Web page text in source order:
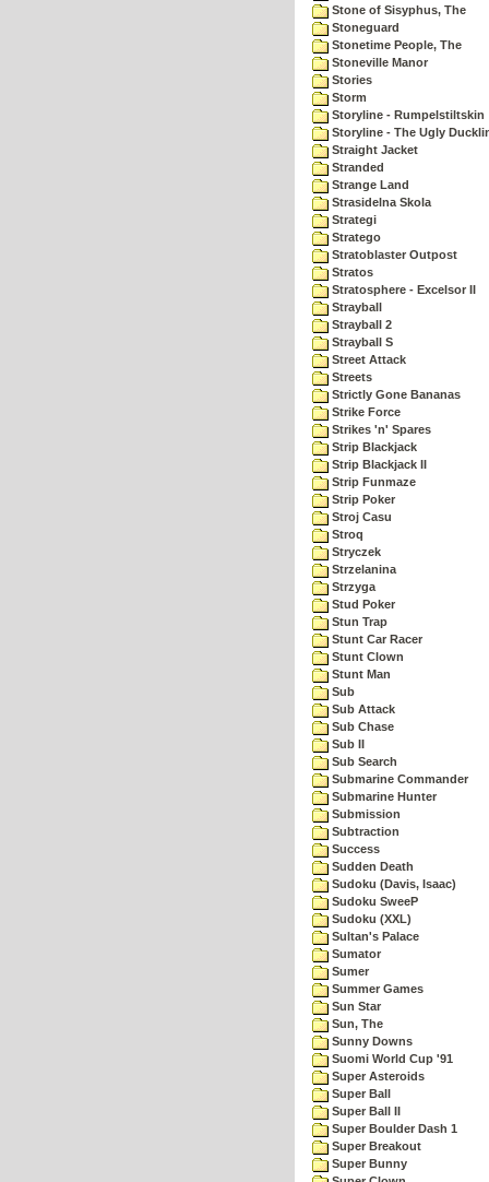
Stone of Sisyphus, The
Stoneguard
Stonetime People, The
Stoneville Manor
Stories
Storm
Storyline - Rumpelstiltskin
Storyline - The Ugly
Straight Jacket
Stranded
Strange Land
Strasidelna Skola
Strategi
Stratego
Stratoblaster Outpost
Stratos
Stratosphere - Excelsor II
Strayball
Strayball 2
Strayball S
Street Attack
Streets
Strictly Gone Bananas
Strike Force
Strikes 'n' Spares
Strip Blackjack
Strip Blackjack II
Strip Funmaze
Strip Poker
Stroj Casu
Stroq
Stryczek
Strzelanina
Strzyga
Stud Poker
Stun Trap
Stunt Car Racer
Stunt Clown
Stunt Man
Sub
Sub Attack
Sub Chase
Sub II
Sub Search
Submarine Commander
Submarine Hunter
Submission
Subtraction
Success
Sudden Death
Sudoku (Davis, Isaac)
Sudoku SweeP
Sudoku (XXL)
Sultan's Palace
Sumator
Sumer
Summer Games
Sun Star
Sun, The
Sunny Downs
Suomi World Cup '91
Super Asteroids
Super Ball
Super Ball II
Super Boulder Dash 1
Super Breakout
Super Bunny